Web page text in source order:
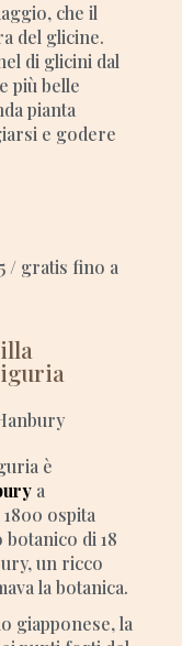
che il
del glicine.
di glicini dal
più belle
pianta
e godere
/ gratis fino a
è
a
ospita
di 18
un ricco
la botanica.
giapponese, la